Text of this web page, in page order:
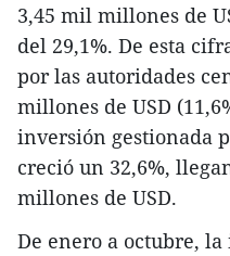
3,45 mil millones de
del 29,1%. De esta
por las autoridades
millones de USD
inversión gestionada
creció un 32,6%,
millones de USD.
De enero a octubre,